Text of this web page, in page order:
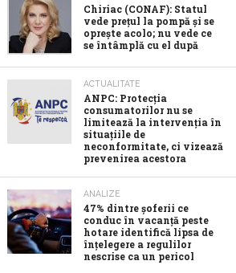
Chiriac (CONAF): Statul
vede prețul la pompă și se
oprește acolo; nu vede ce
se întâmplă cu el după
ACTUALITATE
ANPC: Protecția
consumatorilor nu se
limitează la intervenția în
situațiile de
neconformitate, ci vizează
prevenirea acestora
ANALIZE
47% dintre șoferii ce
conduc în vacanță peste
hotare identifică lipsa de
înțelegere a regulilor
nescrise ca un pericol